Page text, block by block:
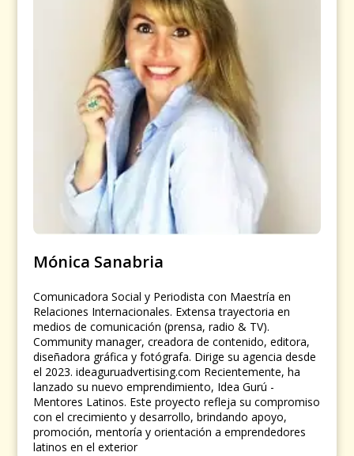
Mónica Sanabria
Comunicadora Social y Periodista con Maestría en
Relaciones Internacionales. Extensa trayectoria en
medios de comunicación (prensa, radio & TV).
Community manager, creadora de contenido, editora,
diseñadora gráfica y fotógrafa. Dirige su agencia desde
el 2023. ideaguruadvertising.com Recientemente, ha
lanzado su nuevo emprendimiento, Idea Gurú -
Mentores Latinos. Este proyecto refleja su compromiso
con el crecimiento y desarrollo, brindando apoyo,
promoción, mentoría y orientación a emprendedores
latinos en el exterior